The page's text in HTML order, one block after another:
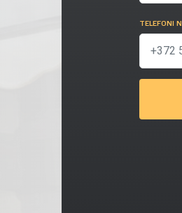
TELEFONI